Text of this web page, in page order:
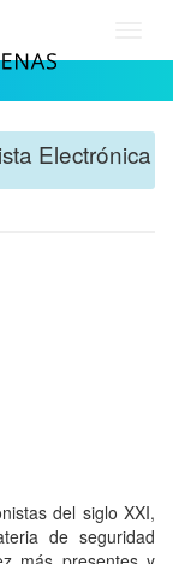
Electrónica
del siglo XXI,
de seguridad